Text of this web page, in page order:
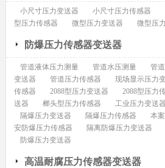
小尺寸压力变送器 小尺寸压力传感器
型压力传感器
微型压力变送器 微型压
防爆压力传感器变送器
管道液体压力测量 管道水压测量 管
变送器
管道压力传感器 现场显示压力
传感器
2088型压力变送器 2088型压力
送器
榔头型压力传感器 工业压力变送器
隔爆压力变送器
隔爆压力传感器 本
安防爆压力传感器
隔离防爆压力变送器
防爆压力变送器
高温耐腐压力传感器变送器